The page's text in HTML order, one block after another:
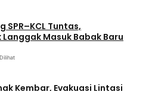
SPR–KCL Tuntas,
Masuk Babak Baru
Kembar, Evakuasi Lintasi